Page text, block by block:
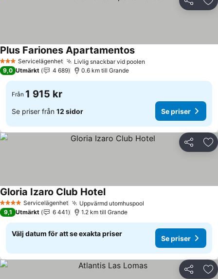
Dela
3 StjärnorServicelägenhet Livlig snackbar vid poolen
Plus Fariones Apartamentos
9,0 Utmärkt 4 689 0.6 km till Grande
Från 1 915 kr
Se priser från 12 sidor Se priser
Dela
4 StjärnorServicelägenhet Uppvärmd utomhuspool
Gloria Izaro Club Hotel
9,1 Utmärkt 6 441 1.2 km till Grande
Välj datum för att se exakta priser
Se priser
Dela